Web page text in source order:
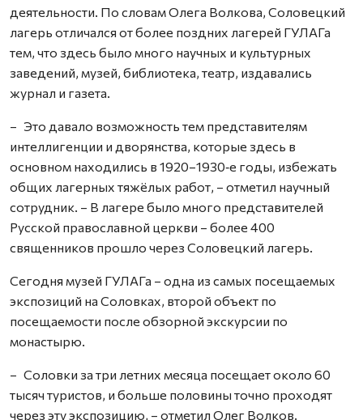
деятельности. По словам Олега Волкова, Соловецкий
лагерь отличался от более поздних лагерей ГУЛАГа
тем, что здесь было много научных и культурных
заведений, музей, библиотека, театр, издавались
журнал и газета.
– Это давало возможность тем представителям
интеллигенции и дворянства, которые здесь в
основном находились в 1920–1930‑е годы, избежать
общих лагерных тяжёлых работ, – отметил научный
сотрудник. – В лагере было много представителей
Русской православной церкви – более 400
священников прошло через Соловецкий лагерь.
Сегодня музей ГУЛАГа – одна из самых посещаемых
экспозиций на Соловках, второй объект по
посещаемости после обзорной экскурсии по
монастырю.
– Соловки за три летних месяца посещает около 60
тысяч туристов, и больше половины точно проходят
через эту экспозицию, – отметил Олег Волков.